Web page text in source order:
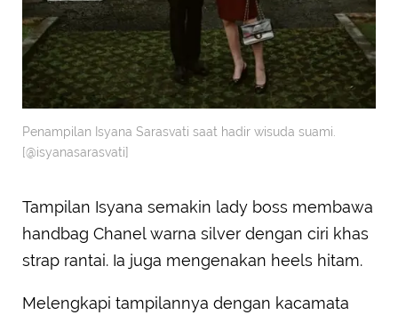
Penampilan Isyana Sarasvati saat hadir wisuda suami.
[@isyanasarasvati]
Tampilan Isyana semakin lady boss membawa
handbag Chanel warna silver dengan ciri khas
strap rantai. Ia juga mengenakan heels hitam.
Melengkapi tampilannya dengan kacamata